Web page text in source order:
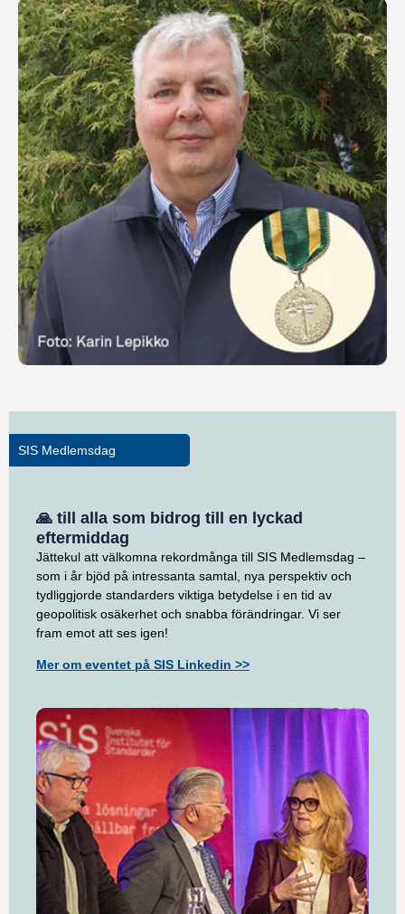
SIS Medlemsdag
🙏 till alla som bidrog till en lyckad
eftermiddag
Jättekul att välkomna rekordmånga till SIS Medlemsdag –
som i år bjöd på intressanta samtal, nya perspektiv och
tydliggjorde standarders viktiga betydelse i en tid av
geopolitisk osäkerhet och snabba förändringar. Vi ser
fram emot att ses igen!
Mer om eventet på SIS Linkedin >>